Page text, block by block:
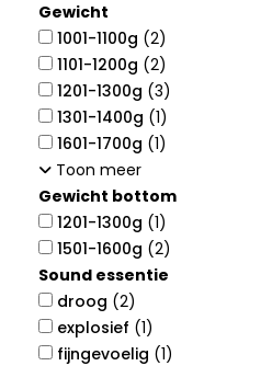
Gewicht
1001-1100g (2)
1101-1200g (2)
1201-1300g (3)
1301-1400g (1)
1601-1700g (1)
Toon meer
Gewicht bottom
1201-1300g (1)
1501-1600g (2)
Sound essentie
droog (2)
explosief (1)
fijngevoelig (1)